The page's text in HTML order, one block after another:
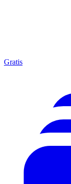
Gratis